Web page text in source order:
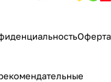
Оферта